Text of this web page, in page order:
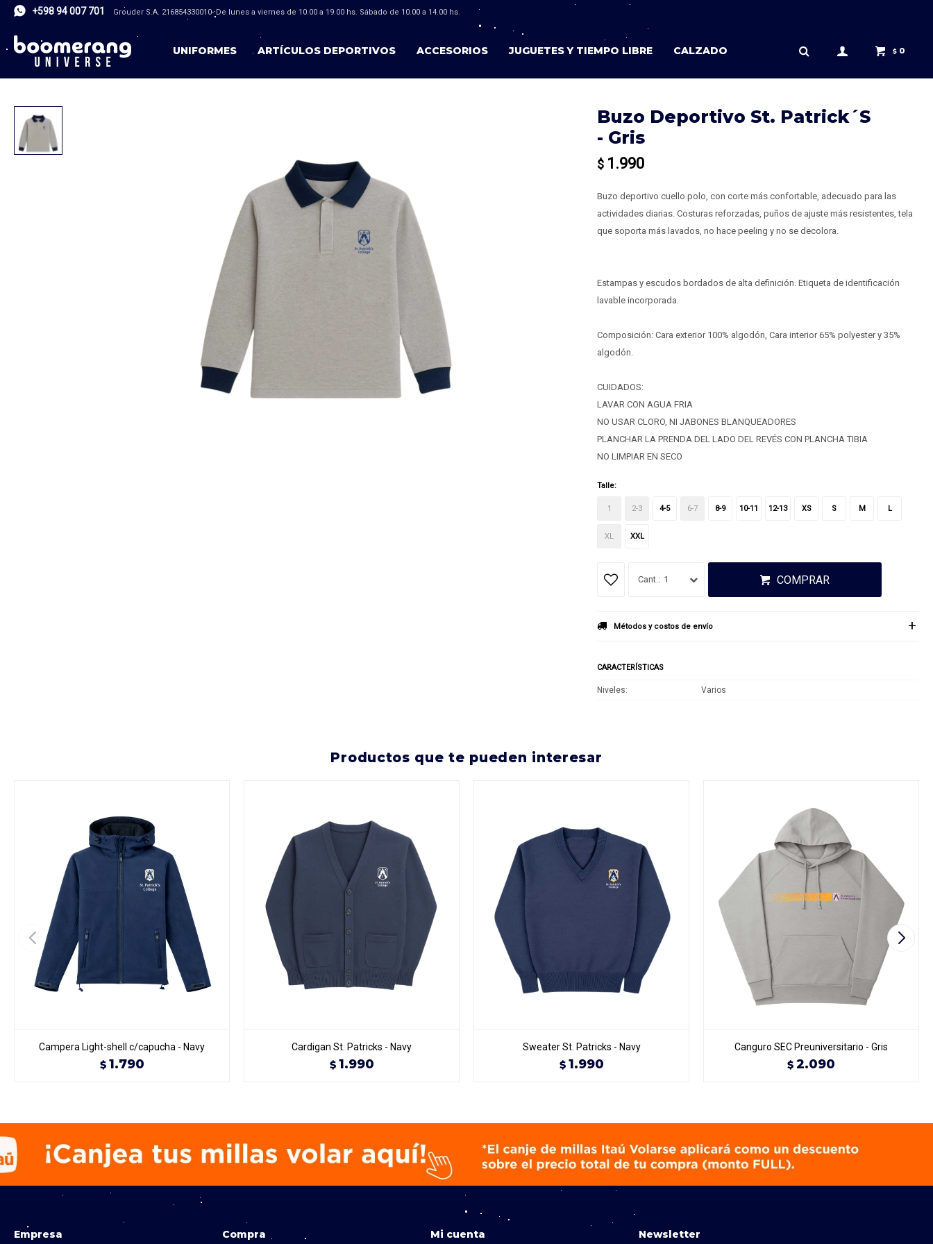
UNIFORMES ARTÍCULOS DEPORTIVOS ACCESORIOS JUGUETES Y TIEMPO LIBRE CALZADO $ 0
+598 94 007 701 Grouder S.A. 216854330010- De lunes a viernes de 10.00 a 19.00 hs. Sábado de 10.00 a 14.00 hs.
Buzo Deportivo St. Patrick´s
- Gris
$ 1.990
Buzo deportivo cuello polo, con corte más confortable, adecuado para las
actividades diarias. Costuras reforzadas, puños de ajuste más resistentes, tela
que soporta más lavados, no hace peeling y no se decolora.
Estampas y escudos bordados de alta definición. Etiqueta de identificación
lavable incorporada.
Composición: Cara exterior 100% algodón, Cara interior 65% polyester y 35%
algodón.
CUIDADOS:
LAVAR CON AGUA FRIA
NO USAR CLORO, NI JABONES BLANQUEADORES
PLANCHAR LA PRENDA DEL LADO DEL REVÉS CON PLANCHA TIBIA
NO LIMPIAR EN SECO
Talle:
1 2-3 4-5 6-7 8-9 10-11 12-13 XS S M L
XL XXL
1 COMPRAR
Métodos y costos de envío
CARACTERÍSTICAS
Niveles Varios
productos que te pueden interesar
Campera Light-shell c/capucha - Navy
$ 1.790
Cardigan St. Patricks - Navy
$ 1.990
Sweater St. Patricks - Navy
$ 1.990
Canguro SEC Preuniversitario - Gris
$ 2.090
Empresa Compra Mi cuenta Newsletter